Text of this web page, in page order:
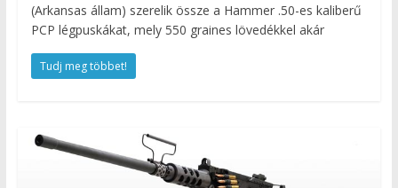
(Arkansas állam) szerelik össze a Hammer .50-es kaliberű
PCP légpuskákat, mely 550 graines lövedékkel akár
Tudj meg többet!